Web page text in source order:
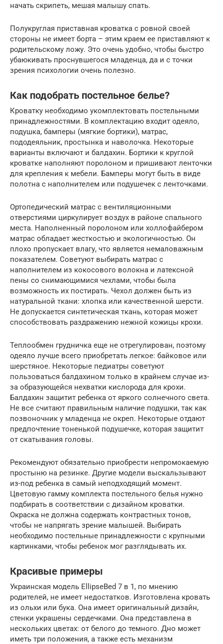
начать скрипеть, мешая малышу спать.
Полукруглая приставная кроватка с ровной своей
стороны не имеет борта – этим краем ее приставляют к
родительскому ложу. Это очень удобно, чтобы быстро
убаюкивать проснувшегося младенца, да и с точки
зрения психологии очень полезно.
Как подобрать постельное белье?
Кроватку необходимо укомплектовать постельными
принадлежностями. В комплектацию входит одеяло,
подушка, бамперы (мягкие бортики), матрас,
пододеяльник, простынка и наволочка. Некоторые
варианты включают и балдахин. Бортики к круглой
кроватке наполняют поролоном и пришивают ленточки
для крепления к мебели. Бамперы могут быть в виде
полотна с наполнителем или подушечек с ленточками.
Ортопедический матрас с вентиляционными
отверстиями циркулирует воздух в районе спального
места. Наполненный поролоном или холлофайбером
матрас обладает жесткостью и экологичностью. Он
плохо пропускает влагу, что является немаловажным
показателем. Советуют выбирать матрас с
наполнителем из кокосового волокна и латексной
пены со снимающимися чехлами, чтобы была
возможность их постирать. Чехол должен быть из
натуральной ткани: хлопка или качественной шерсти.
Не допускается синтетическая ткань, которая может
способствовать раздражению нежной кожицы крохи.
Теплообмен грудничка еще не отрегулирован, поэтому
одеяло лучше всего приобретать легкое: байковое или
шерстяное. Некоторые педиатры советуют
пользоваться балдахином только в крайнем случае из-
за образующейся нехватки кислорода для крохи.
Балдахин защитит ребенка от яркого солнечного света.
Не все считают правильным наличие подушки, так как
позвоночник у младенца не окреп. Некоторые отдают
предпочтение тоненькой подушечке, которая защитит
от скатывания головы.
Рекомендуют обязательно приобрести непромокаемую
простыню на резинке. Другие модели выскальзывают
из-под ребенка в самый неподходящий момент.
Цветовую гамму комплекта постельного белья нужно
подбирать в соответствии с дизайном кроватки.
Окраска не должна содержать контрастных тонов,
чтобы не напрягать зрение малышей. Выбирать
необходимо постельные принадлежности с крупными
картинками, чтобы ребенок мог разглядывать их.
Красивые примеры
Украинская модель EllipseBed 7 в 1, по мнению
родителей, не имеет недостатков. Изготовлена кровать
из ольхи или бука. Она имеет оригинальный дизайн,
стенки украшены сердечками. Она представлена в
нескольких цветах: от белого до темного. Дно может
иметь три положения, а также есть механизм